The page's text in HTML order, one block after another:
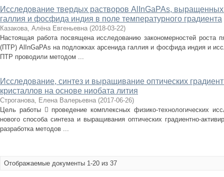
Исследование твердых растворов AlInGaPAs,
галлия и фосфида индия в поле температурного градиента
Казакова, Алёна Евгеньевна (2018-03-22)
Настоящая работа посвящена исследованию закономерностей роста
(ПТР) AlInGaPAs на подложках арсенида галлия и фосфида индия и
ПТР проводили методом ...
Исследование, синтез и выращивание оптических
кристаллов на основе ниобата лития
Строганова, Елена Валерьевна (2017-06-26)
Цель работы  проведение комплексных физико-технологических
нового способа синтеза и выращивания оптических градиентно-
разработка методов ...
Отображаемые документы 1-20 из 37